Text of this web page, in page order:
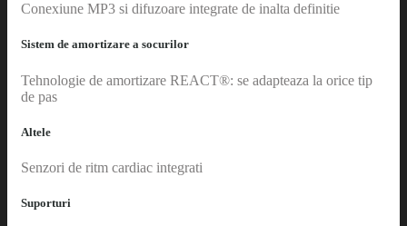
Conexiune MP3 si difuzoare integrate de inalta definitie
Sistem de amortizare a socurilor
Tehnologie de amortizare REACT®: se adapteaza la orice tip
de pas
Altele
Senzori de ritm cardiac integrati
Suporturi